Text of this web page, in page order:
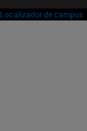
Localizador de campus